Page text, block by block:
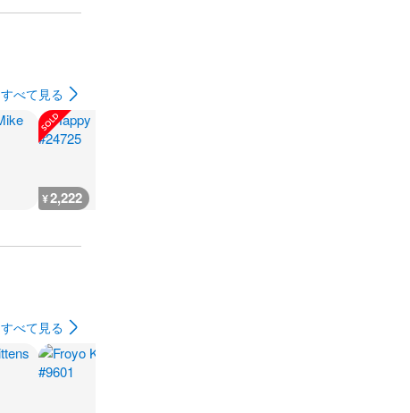
すべて見る
¥2,222
すべて見る